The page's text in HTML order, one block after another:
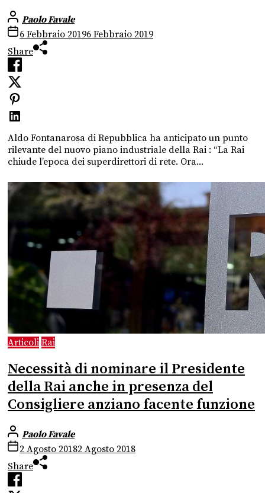
Paolo Favale
6 Febbraio 20196 Febbraio 2019
Share
Aldo Fontanarosa di Repubblica ha anticipato un punto
rilevante del nuovo piano industriale della Rai : “La Rai
chiude l’epoca dei superdirettori di rete. Ora...
Articoli Rai
Necessità di nominare il Presidente
della Rai anche in presenza del
Consigliere anziano facente funzione
Paolo Favale
2 Agosto 20182 Agosto 2018
Share